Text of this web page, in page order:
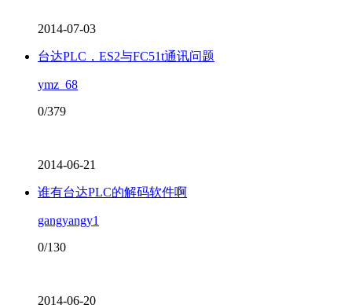
2014-07-03
台达PLC，ES2与FC51t通讯问题
ymz_68
0/379
2014-06-21
谁有台达PLC的解码软件啊
gangyangy1
0/130
2014-06-20